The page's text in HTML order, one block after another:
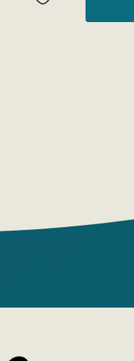
хлопотному
бабушки,